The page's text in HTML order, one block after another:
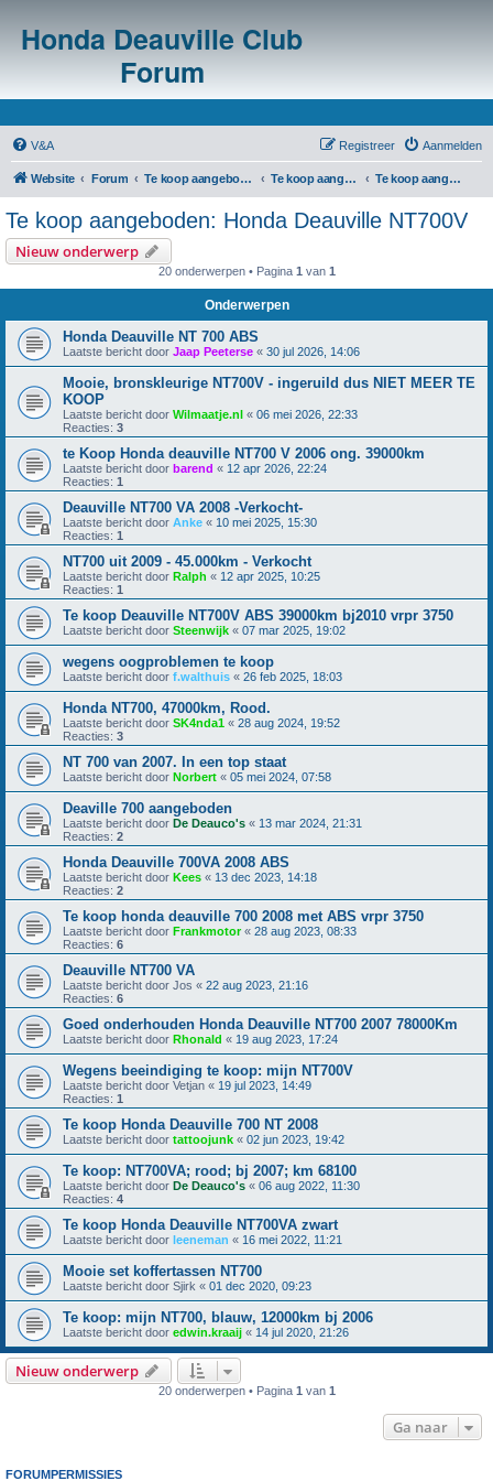
Honda Deauville Club
Forum
V&A Aanmelden
Registreer
Website Forum Te koop aangeboden/te koop gevraagd Te koop aangeboden: m.b.t. Honda Deauville NT700V Te koop aangeboden: Honda Deauville NT700V
Te koop aangeboden: Honda Deauville NT700V
Nieuw onderwerp
20 onderwerpen • Pagina 1 van 1
Onderwerpen
Honda Deauville NT 700 ABS
Laatste bericht door Jaap Peeterse « 30 jul 2026, 14:06
Mooie, bronskleurige NT700V - ingeruild dus NIET MEER TE
KOOP
Laatste bericht door Wilmaatje.nl « 06 mei 2026, 22:33
Reacties: 3
te Koop Honda deauville NT700 V 2006 ong. 39000km
Laatste bericht door barend « 12 apr 2026, 22:24
Reacties: 1
Deauville NT700 VA 2008 -Verkocht-
Laatste bericht door Anke « 10 mei 2025, 15:30
Reacties: 1
NT700 uit 2009 - 45.000km - Verkocht
Laatste bericht door Ralph « 12 apr 2025, 10:25
Reacties: 1
Te koop Deauville NT700V ABS 39000km bj2010 vrpr 3750
Laatste bericht door Steenwijk « 07 mar 2025, 19:02
wegens oogproblemen te koop
Laatste bericht door f.walthuis « 26 feb 2025, 18:03
Honda NT700, 47000km, Rood.
Laatste bericht door SK4nda1 « 28 aug 2024, 19:52
Reacties: 3
NT 700 van 2007. In een top staat
Laatste bericht door Norbert « 05 mei 2024, 07:58
Deaville 700 aangeboden
Laatste bericht door De Deauco's « 13 mar 2024, 21:31
Reacties: 2
Honda Deauville 700VA 2008 ABS
Laatste bericht door Kees « 13 dec 2023, 14:18
Reacties: 2
Te koop honda deauville 700 2008 met ABS vrpr 3750
Laatste bericht door Frankmotor« 28 aug 2023, 08:33
Reacties: 6
Deauville NT700 VA
Laatste bericht door Jos « 22 aug 2023, 21:16
Reacties: 6
Goed onderhouden Honda Deauville NT700 2007 78000Km
Laatste bericht door Rhonald « 19 aug 2023, 17:24
Wegens beeindiging te koop: mijn NT700V
Laatste bericht door Vetjan « 19 jul 2023, 14:49
Reacties: 1
Te koop Honda Deauville 700 NT 2008
Laatste bericht door tattoojunk « 02 jun 2023, 19:42
Te koop: NT700VA; rood; bj 2007; km 68100
Laatste bericht door De Deauco's « 06 aug 2022, 11:30
Reacties: 4
Te koop Honda Deauville NT700VA zwart
Laatste bericht door leeneman « 16 mei 2022, 11:21
Mooie set koffertassen NT700
Laatste bericht door Sjirk « 01 dec 2020, 09:23
Te koop: mijn NT700, blauw, 12000km bj 2006
Laatste bericht door edwin.kraaij « 14 jul 2020, 21:26
Nieuw onderwerp
20 onderwerpen • Pagina 1 van 1
Ga naar
FORUMPERMISSIES